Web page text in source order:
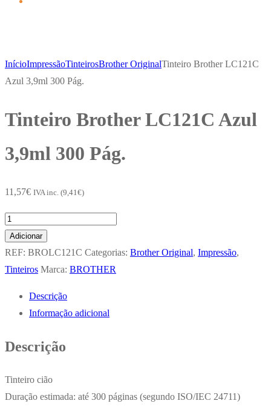
InícioImpressãoTinteirosBrother OriginalTinteiro Brother LC121C
Azul 3,9ml 300 Pág.
Tinteiro Brother LC121C Azul
3,9ml 300 Pág.
11,57€ IVA inc. (9,41 €)
Quantidade
de
Tinteiro
Brother
Pág.
Adicionar
REF: BROLC121C Categorias: Brother Original, Impressão,
Tinteiros Marca: BROTHER
Descrição
Informação adicional
Descrição
Tinteiro cião
Duração estimada: até 300 páginas (segundo ISO/IEC 24711)